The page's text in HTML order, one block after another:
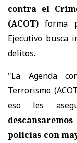
contra el
(ACOT) forma
Ejecutivo busca
delitos.
"La Agenda
Terrorismo
eso les
policías con